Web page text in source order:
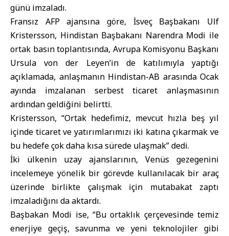
günü imzaladı.
Fransız AFP ajansına göre, İsveç Başbakanı Ulf
Kristersson, Hindistan Başbakanı Narendra Modi ile
ortak basın toplantısında, Avrupa Komisyonu Başkanı
Ursula von der Leyen’in de katılımıyla yaptığı
açıklamada, anlaşmanın Hindistan-AB arasında Ocak
ayında imzalanan serbest ticaret anlaşmasının
ardından geldiğini belirtti.
Kristersson, “Ortak hedefimiz, mevcut hızla beş yıl
içinde ticaret ve yatırımlarımızı iki katına çıkarmak ve
bu hedefe çok daha kısa sürede ulaşmak” dedi.
İki ülkenin uzay ajanslarının, Venüs gezegenini
incelemeye yönelik bir görevde kullanılacak bir araç
üzerinde birlikte çalışmak için mutabakat zaptı
imzaladığını da aktardı.
Başbakan Modi ise, “Bu ortaklık çerçevesinde temiz
enerjiye geçiş, savunma ve yeni teknolojiler gibi